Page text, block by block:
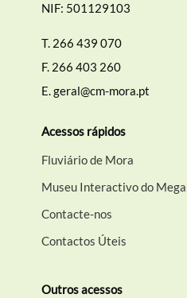
NIF: 501129103
T. 266 439 070
F. 266 403 260
E.geral@cm-mora.pt
Acessos rápidos
Fluviário de Mora
Museu Interactivo do
Contacte-nos
Contactos Úteis
Outros acessos